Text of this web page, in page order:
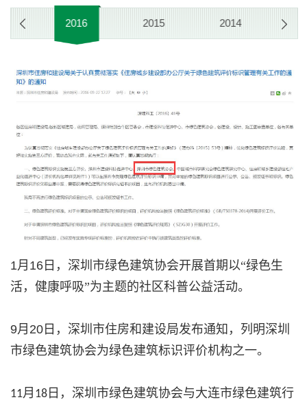
2016 2015 2014
1月 16 日，深圳市绿色建筑协会开展首期以“绿色生
活，健康呼吸”为主题的社区科普公益活动。
9月 20 日，深圳市住房和建设局发布通知，列明深圳
市绿色建筑协会为绿色建筑标识评价机构之一。
11月 18 日，深圳市绿色建筑协会与大连市绿色建筑行